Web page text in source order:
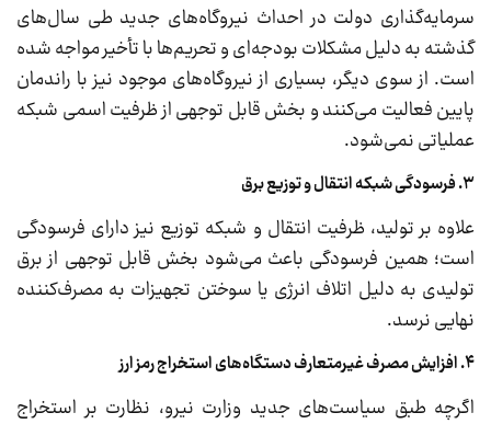
سرمایه‌گذاری دولت در احداث نیروگاه‌های جدید طی سال‌های
گذشته به دلیل مشکلات بودجه‌ای و تحریم‌ها با تأخیر مواجه شده
است. از سوی دیگر، بسیاری از نیروگاه‌های موجود نیز با راندمان
پایین فعالیت می‌کنند و بخش قابل توجهی از ظرفیت اسمی شبکه
عملیاتی نمی‌شود.
۳. فرسودگی شبکه انتقال و توزیع برق
علاوه بر تولید، ظرفیت انتقال و شبکه توزیع نیز دارای فرسودگی
است؛ همین فرسودگی باعث می‌شود بخش قابل توجهی از برق
تولیدی به دلیل اتلاف انرژی یا سوختن تجهیزات به مصرف‌کننده
نهایی نرسد.
۴. افزایش مصرف غیرمتعارف دستگاه‌های استخراج رمز ارز
اگرچه طبق سیاست‌های جدید وزارت نیرو، نظارت بر استخراج